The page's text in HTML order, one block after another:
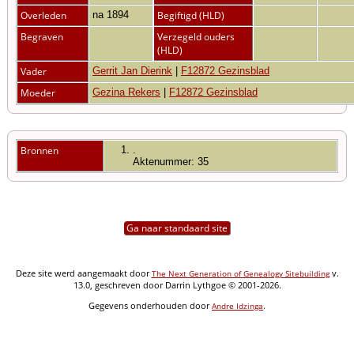
Overleden
na 1894
Begiftigd (HLD)
Begraven
Verzegeld ouders
(HLD)
Vader
Gerrit Jan Dierink F12872 Gezinsblad
Moeder Gezina Rekers F12872 Gezinsblad
Bronnen
Aktenummer: 35
Ga naar standaard site
Deze site werd aangemaakt doorThe Next Generation of Genealogy Sitebuildingv.
13.0, geschreven door Darrin Lythgoe © 2001-2026.
Gegevens onderhouden doorAndre Idzinga.